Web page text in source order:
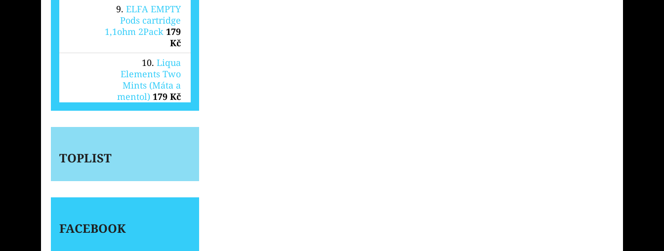
ELFA EMPTY
Pods cartridge
1,1ohm 2Pack 179
Kč
Liqua
Elements Two
Mints (Máta a
mentol) 179 Kč
TOPLIST
FACEBOOK